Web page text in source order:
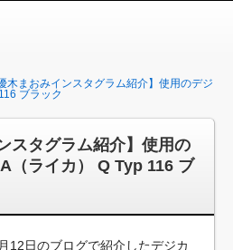
優木まおみインスタグラム紹介】使用のデジ
ブラック
スタグラム紹介】使用の
（ライカ） Q Typ 116 ブ
12日のブログで紹介したデジカ